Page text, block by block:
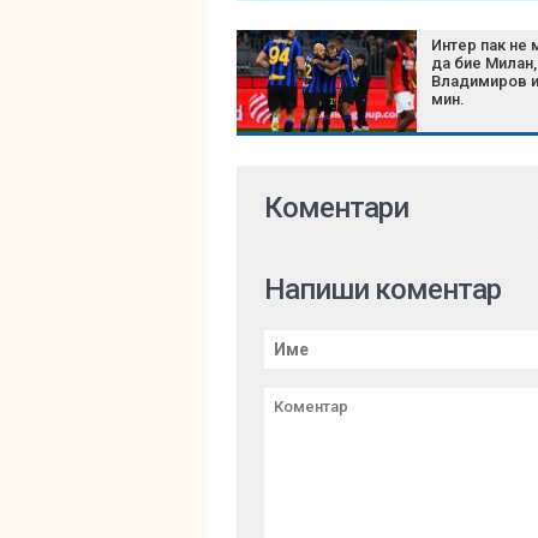
Интер пак не
да бие Милан,
Владимиров
мин.
Коментари
Напиши коментар